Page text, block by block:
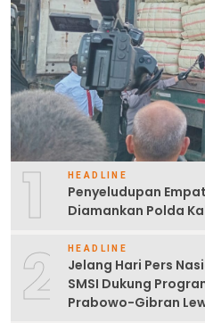
1 HEADLINE
Penyeludupan
Diamankan Polda
2 HEADLINE
Jelang Hari Pers
SMSI Dukung
Prabowo-Gibran